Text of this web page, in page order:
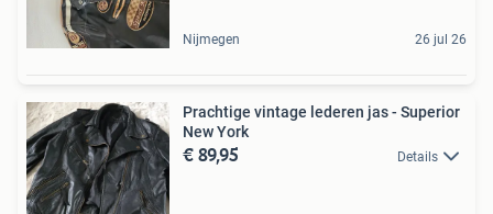
Nijmegen 26 jul 26
Prachtige vintage lederen jas - Superior
New York
€ 89,95 Details